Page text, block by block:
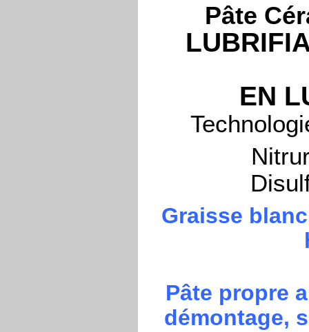
Pâte
EN
Graisse
Pâte propre
démontage,